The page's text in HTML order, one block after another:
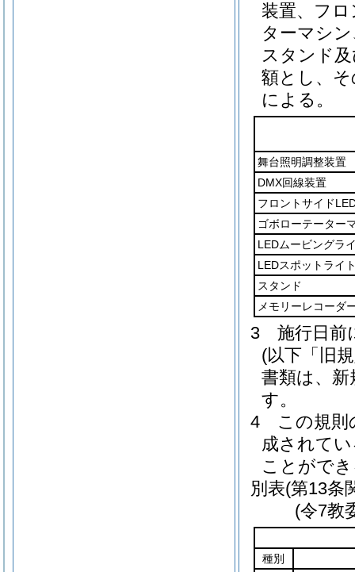
装置、フ
ターマシ
スタンド
額とし、
による。
舞台照明調整装置
DMX回線装置
フロントサイド
ゴボローテーター
LEDムービングラ
LEDスポットライ
スタンド
メモリーレコーダ
3
施行日前
(以下「旧
書類は、
す。
4
この規則
成されて
ことがで
別表(第13条
(令7教
種別